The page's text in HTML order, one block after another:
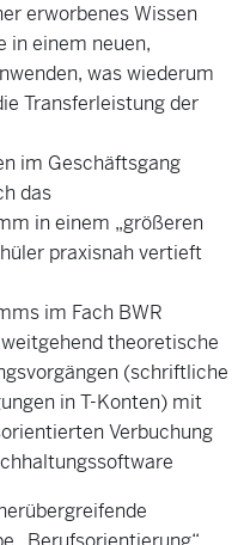
erworbenes Wissen
in einem neuen,
was wiederum
Transferleistung der
im Geschäftsgang
das
in einem „größeren
praxisnah vertieft
im Fach BWR
theoretische
(schriftliche
in T-Konten) mit
Verbuchung